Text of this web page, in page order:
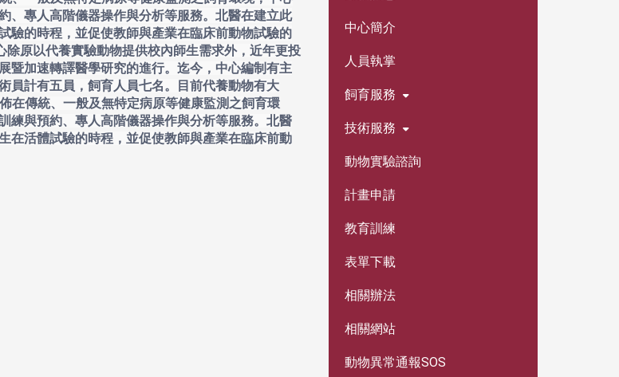
、專人高階儀器操作與分析等服務。北醫在建立此
驗的時程，並促使教師與產業在臨床前動物試驗的
原以代養實驗動物提供校內師生需求外，近年更投
暨加速轉譯醫學研究的進行。迄今，中心編制有主
員計有五員，飼育人員七名。目前代養動物有大
在傳統、一般及無特定病原等健康監測之飼育環
練與預約、專人高階儀器操作與分析等服務。北醫
在活體試驗的時程，並促使教師與產業在臨床前動
中心簡介
人員執掌
飼育服務
技術服務
動物實驗諮詢
計畫申請
教育訓練
表單下載
相關辦法
相關網站
動物異常通報SOS